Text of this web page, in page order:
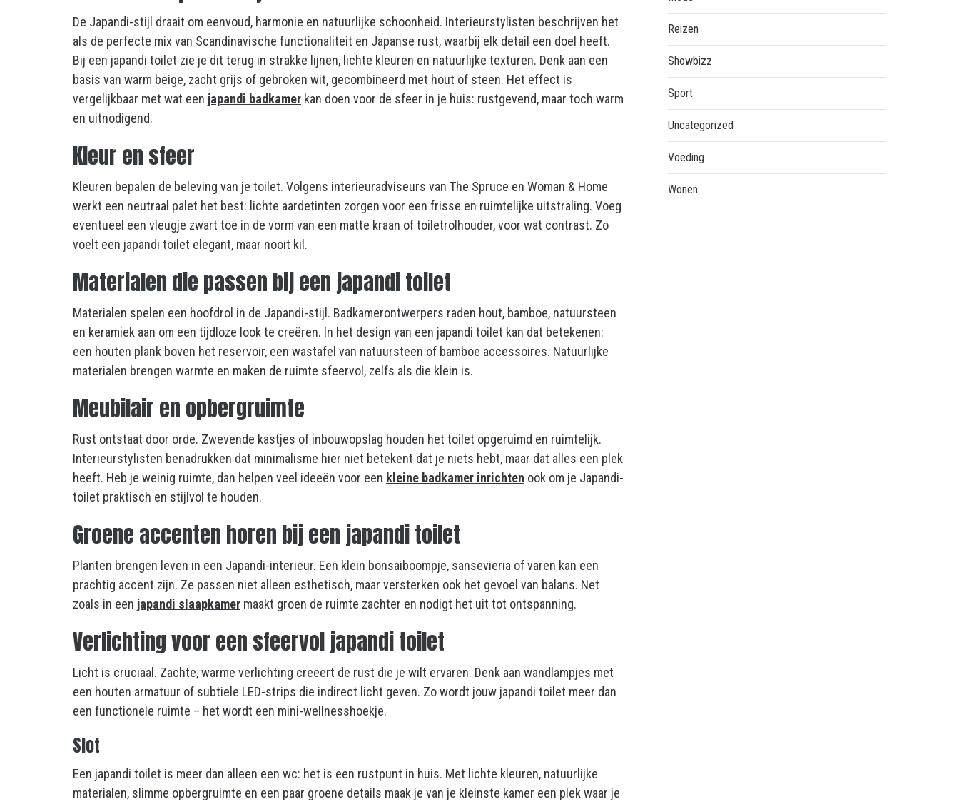
De Japandi-stijl draait om eenvoud, harmonie en natuurlijke schoonheid. Interieurstylisten beschrijven het
als de perfecte mix van Scandinavische functionaliteit en Japanse rust, waarbij elk detail een doel heeft.
Bij een japandi toilet zie je dit terug in strakke lijnen, lichte kleuren en natuurlijke texturen. Denk aan een
basis van warm beige, zacht grijs of gebroken wit, gecombineerd met hout of steen. Het effect is
vergelijkbaar met wat een japandi badkamer kan doen voor de sfeer in je huis: rustgevend, maar toch warm
en uitnodigend.
Kleur en sfeer
Kleuren bepalen de beleving van je toilet. Volgens interieuradviseurs van The Spruce en Woman & Home
werkt een neutraal palet het best: lichte aardetinten zorgen voor een frisse en ruimtelijke uitstraling. Voeg
eventueel een vleugje zwart toe in de vorm van een matte kraan of toiletrolhouder, voor wat contrast. Zo
voelt een japandi toilet elegant, maar nooit kil.
Materialen die passen bij een japandi toilet
Materialen spelen een hoofdrol in de Japandi-stijl. Badkamerontwerpers raden hout, bamboe, natuursteen
en keramiek aan om een tijdloze look te creëren. In het design van een japandi toilet kan dat betekenen:
een houten plank boven het reservoir, een wastafel van natuursteen of bamboe accessoires. Natuurlijke
materialen brengen warmte en maken de ruimte sfeervol, zelfs als die klein is.
Meubilair en opbergruimte
Rust ontstaat door orde. Zwevende kastjes of inbouwopslag houden het toilet opgeruimd en ruimtelijk.
Interieurstylisten benadrukken dat minimalisme hier niet betekent dat je niets hebt, maar dat alles een plek
heeft. Heb je weinig ruimte, dan helpen veel ideeën voor een kleine badkamer inrichten ook om je Japandi-
toilet praktisch en stijlvol te houden.
Groene accenten horen bij een japandi toilet
Planten brengen leven in een Japandi-interieur. Een klein bonsaiboompje, sansevieria of varen kan een
prachtig accent zijn. Ze passen niet alleen esthetisch, maar versterken ook het gevoel van balans. Net
zoals in een japandi slaapkamer maakt groen de ruimte zachter en nodigt het uit tot ontspanning.
Verlichting voor een sfeervol japandi toilet
Licht is cruciaal. Zachte, warme verlichting creëert de rust die je wilt ervaren. Denk aan wandlampjes met
een houten armatuur of subtiele LED-strips die indirect licht geven. Zo wordt jouw japandi toilet meer dan
een functionele ruimte – het wordt een mini-wellnesshoekje.
Slot
Een japandi toilet is meer dan alleen een wc: het is een rustpunt in huis. Met lichte kleuren, natuurlijke
materialen, slimme opbergruimte en een paar groene details maak je van je kleinste kamer een plek waar je
Reizen
Showbizz
Sport
Uncategorized
Voeding
Wonen